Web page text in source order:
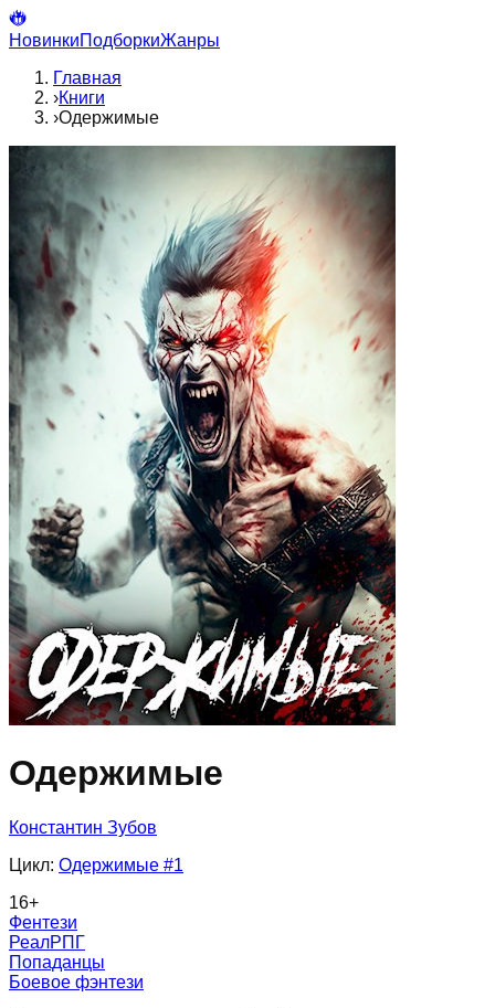
НовинкиПодборкиЖанры
Главная
›Книги
›Одержимые
Одержимые
Константин Зубов
Цикл: Одержимые #1
16+
Фентези
РеалРПГ
Попаданцы
Боевое фэнтези